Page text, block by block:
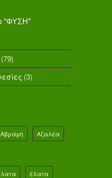
“ΦΥΣΗ”
(79)
(3)
Αβράμη Αζαλέα
έλατα